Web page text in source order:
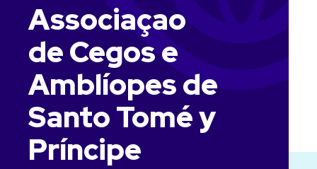
Associaçao
de Cegos e
Amblíopes de
Santo Tomé y
Príncipe